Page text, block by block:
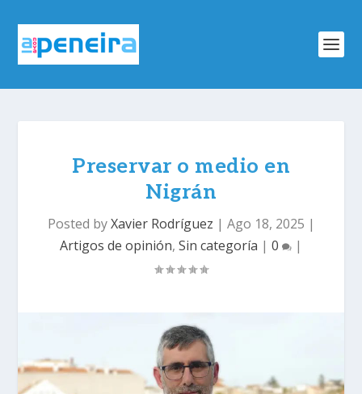
Preservar o medio en
Nigrán
Posted byXavier Rodríguez | Ago 18, 2025 |
Artigos de opinión, Sin categoría | 0 |